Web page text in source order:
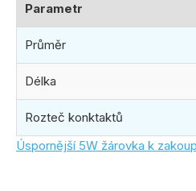
Parametr
Průměr
Délka
Rozteč konktaktů
Úspornější 5W žárovka k